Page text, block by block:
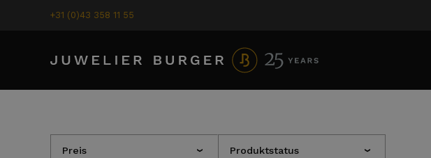
+31 (0)43 358 11 55
Preis › Produktstatus ›